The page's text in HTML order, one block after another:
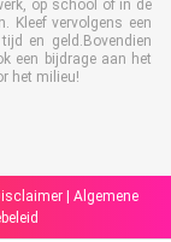
op school of in de
Kleef vervolgens een
en geld.Bovendien
een bijdrage aan het
het milieu!
| Algemene